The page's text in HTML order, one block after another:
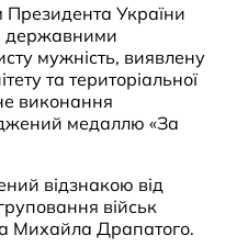
Президента України
державними
мужність, виявлену
та територіальної
виконання
медаллю «За
відзнакою від
військ
Михайла Драпатого.